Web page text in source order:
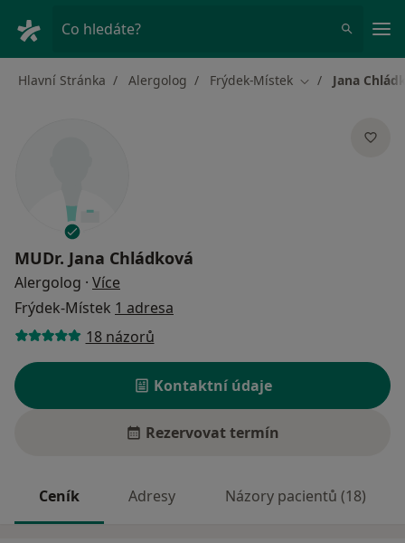
Co hledáte?
Hlavní Stránka Alergolog Frýdek-Místek Změna města
Jana
MUDr. Jana Chládková
Alergolog · Více
Frýdek-Místek 1 adresa
18 názorů
Kontaktní údaje
Rezervovat termín
Ceník Adresy Názory pacientů (18)